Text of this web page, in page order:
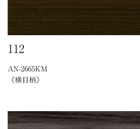
112
AN-2665KM
《横目柄》